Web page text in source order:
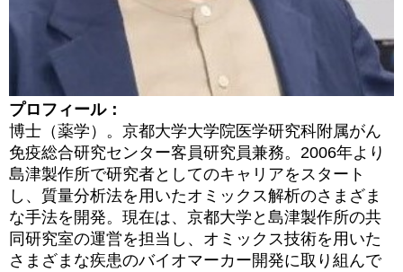
プロフィール：
博士（薬学）。京都大学大学院医学研究科附属がん
免疫総合研究センター客員研究員兼務。 2006年より
島津製作所で研究者としてのキャリアをスタート
し、質量分析法を用いたオミックス解析のさまざま
な手法を開発。現在は、京都大学と島津製作所の共
同研究室の運営を担当し、オミックス技術を用いた
さまざまな疾患のバイオマーカー開発に取り組んで